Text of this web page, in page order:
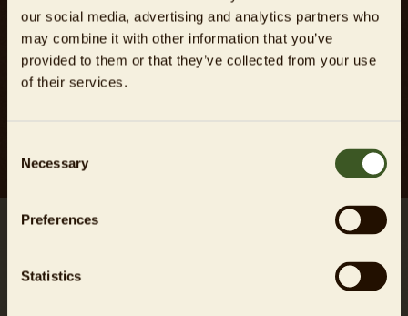
our social media, advertising and analytics partners who
may combine it with other information that you’ve
provided to them or that they’ve collected from your use
of their services.
Selection
Necessary
Preferences
Statistics
Schneeleoparden windet sich der Pfad durch dichte
Bambushaine immer höher in Richtung Baumgrenze und
gipfelt schließlich auf dem „Dach der Welt“ – mit Blick auf
Berlin.